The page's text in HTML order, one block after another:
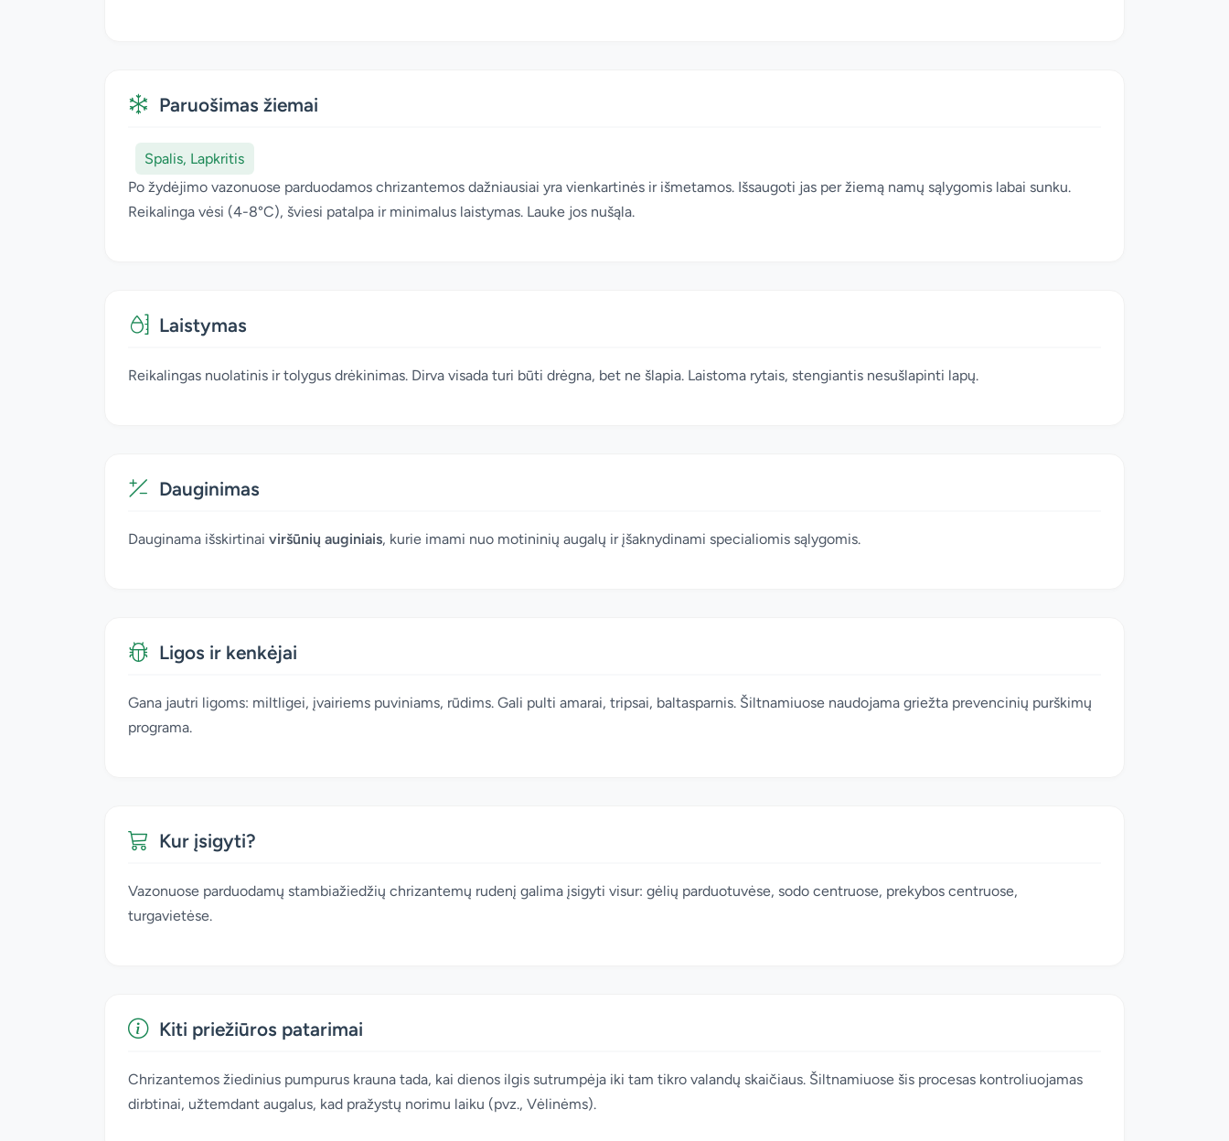
Paruošimas žiemai
Spalis, Lapkritis
Po žydėjimo vazonuose parduodamos chrizantemos dažniausiai yra vienkartinės ir išmetamos. Išsaugoti jas per žiemą namų sąlygomis labai sunku.
Reikalinga vėsi (4-8°C), šviesi patalpa ir minimalus laistymas. Lauke jos nušąla.
Laistymas
Reikalingas nuolatinis ir tolygus drėkinimas. Dirva visada turi būti drėgna, bet ne šlapia. Laistoma rytais, stengiantis nesušlapinti lapų.
Dauginimas
Dauginama išskirtinai viršūnių auginiais, kurie imami nuo motininių augalų ir įšaknydinami specialiomis sąlygomis.
Ligos ir kenkėjai
Gana jautri ligoms: miltligei, įvairiems puviniams, rūdims. Gali pulti amarai, tripsai, baltasparnis. Šiltnamiuose naudojama griežta prevencinių purškimų
programa.
Kur įsigyti?
Vazonuose parduodamų stambiažiedžių chrizantemų rudenį galima įsigyti visur: gėlių parduotuvėse, sodo centruose, prekybos centruose,
turgavietėse.
Kiti priežiūros patarimai
Chrizantemos žiedinius pumpurus krauna tada, kai dienos ilgis sutrumpėja iki tam tikro valandų skaičiaus. Šiltnamiuose šis procesas kontroliuojamas
dirbtinai, užtemdant augalus, kad pražystų norimu laiku (pvz., Vėlinėms).